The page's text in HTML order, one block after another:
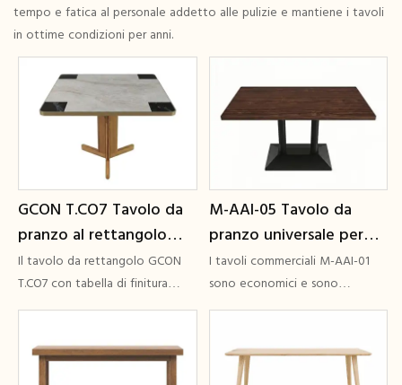
tempo e fatica al personale addetto alle pulizie e mantiene i tavoli
in ottime condizioni per anni.
GCON T.CO7 Tavolo da
pranzo al rettangolo
esterno con Top Effect
Effect
Il tavolo da rettangolo GCON
T.CO7 con tabella di finitura
effetto in marmo è un mobile
marmo collaborato mette in
M-AAI-05 Tavolo da
pranzo universale per
ristoranti e caffetterie
Mobili per sala da
pranzo con base a T per
I tavoli commerciali M-AAI-01
sono economici e sono
disponibili in varie dimensioni e
resistente, nero da un lato e
mogano dall'altro, puoi